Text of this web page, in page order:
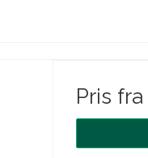
Pris fra